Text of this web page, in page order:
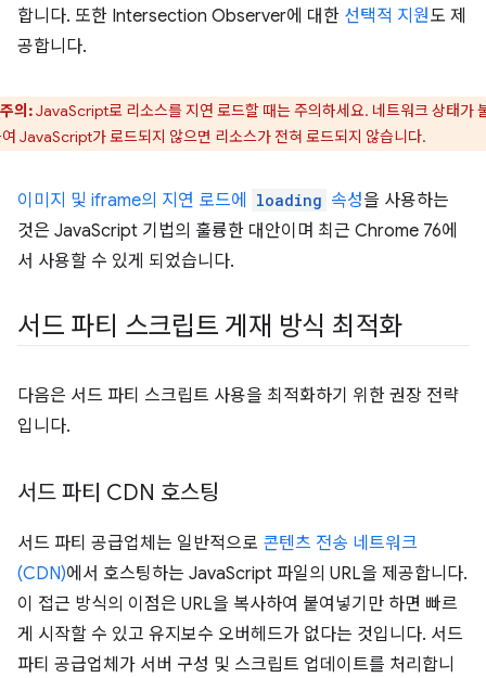
합니다. 또한 Intersection Observer에 대한 선택적 지원도 제
공합니다.
주의:JavaScript로 리소스를 지연 로드할 때는 주의하세요. 네트워크 상태가
JavaScript가 로드되지 않으면 리소스가 전혀 로드되지 않습니다.
이미지 및 iframe의 지연 로드에 loading 속성을 사용하는
것은 JavaScript 기법의 훌륭한 대안이며 최근 Chrome 76에
서 사용할 수 있게 되었습니다.
서드 파티 스크립트 게재 방식 최적화
다음은 서드 파티 스크립트 사용을 최적화하기 위한 권장 전략
입니다.
서드 파티 CDN 호스팅
서드 파티 공급업체는 일반적으로 콘텐츠 전송 네트워크
(CDN)에서 호스팅하는 JavaScript 파일의 URL을 제공합니다.
이 접근 방식의 이점은 URL을 복사하여 붙여넣기만 하면 빠르
게 시작할 수 있고 유지보수 오버헤드가 없다는 것입니다. 서드
파티 공급업체가 서버 구성 및 스크립트 업데이트를 처리합니